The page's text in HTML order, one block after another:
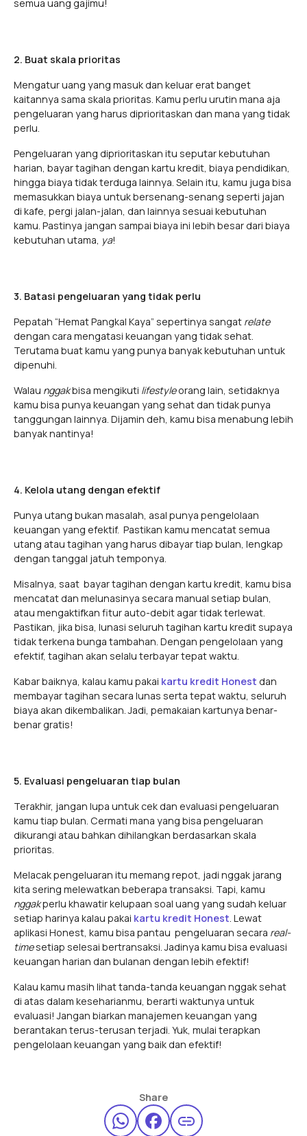
semua uang gajimu!
2. Buat skala prioritas
Mengatur uang yang masuk dan keluar erat banget
kaitannya sama skala prioritas. Kamu perlu urutin mana aja
pengeluaran yang harus diprioritaskan dan mana yang tidak
perlu.
Pengeluaran yang diprioritaskan itu seputar kebutuhan
harian, bayar tagihan dengan kartu kredit, biaya pendidikan,
hingga biaya tidak terduga lainnya. Selain itu, kamu juga bisa
memasukkan biaya untuk bersenang-senang seperti jajan
di kafe, pergi jalan-jalan, dan lainnya sesuai kebutuhan
kamu. Pastinya jangan sampai biaya ini lebih besar dari biaya
kebutuhan utama, ya!
3. Batasi pengeluaran yang tidak perlu
Pepatah “Hemat Pangkal Kaya” sepertinya sangat relate
dengan cara mengatasi keuangan yang tidak sehat.
Terutama buat kamu yang punya banyak kebutuhan untuk
dipenuhi.
Walau nggakbisa mengikuti lifestyleorang lain, setidaknya
kamu bisa punya keuangan yang sehat dan tidak punya
tanggungan lainnya. Dijamin deh, kamu bisa menabung lebih
banyak nantinya!
4. Kelola utang dengan efektif
Punya utang bukan masalah, asal punya pengelolaan
keuangan yang efektif. Pastikan kamu mencatat semua
utang atau tagihan yang harus dibayar tiap bulan, lengkap
dengan tanggal jatuh temponya.
Misalnya, saat bayar tagihan dengan kartu kredit, kamu bisa
mencatat dan melunasinya secara manual setiap bulan,
atau mengaktifkan fitur auto-debit agar tidak terlewat.
Pastikan, jika bisa, lunasi seluruh tagihan kartu kredit supaya
tidak terkena bunga tambahan. Dengan pengelolaan yang
efektif, tagihan akan selalu terbayar tepat waktu.
Kabar baiknya, kalau kamu pakai kartu kredit Honest dan
membayar tagihan secara lunas serta tepat waktu, seluruh
biaya akan dikembalikan. Jadi, pemakaian kartunya benar-
benar gratis!
5. Evaluasi pengeluaran tiap bulan
Terakhir, jangan lupa untuk cek dan evaluasi pengeluaran
kamu tiap bulan. Cermati mana yang bisa pengeluaran
dikurangi atau bahkan dihilangkan berdasarkan skala
prioritas.
Melacak pengeluaran itu memang repot, jadi nggak jarang
kita sering melewatkan beberapa transaksi. Tapi, kamu
nggakperlu khawatir kelupaan soal uang yang sudah keluar
setiap harinya kalau pakai kartu kredit Honest. Lewat
aplikasi Honest, kamu bisa pantau pengeluaran secara real-
timesetiap selesai bertransaksi. Jadinya kamu bisa evaluasi
keuangan harian dan bulanan dengan lebih efektif!
Kalau kamu masih lihat tanda-tanda keuangan nggak sehat
di atas dalam keseharianmu, berarti waktunya untuk
evaluasi! Jangan biarkan manajemen keuangan yang
berantakan terus-terusan terjadi. Yuk, mulai terapkan
pengelolaan keuangan yang baik dan efektif!
Share